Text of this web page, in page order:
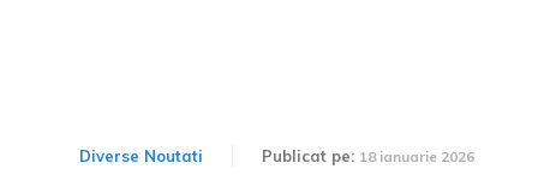
Diverse Noutati Publicat pe: 18 ianuarie 2026